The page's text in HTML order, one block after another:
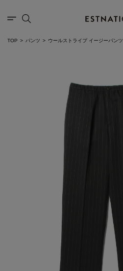
TOP パンツ ウールストライプ イージーパンツ